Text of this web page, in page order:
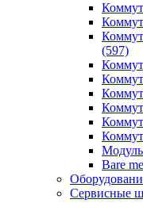
(597)
Bare
Сервисные